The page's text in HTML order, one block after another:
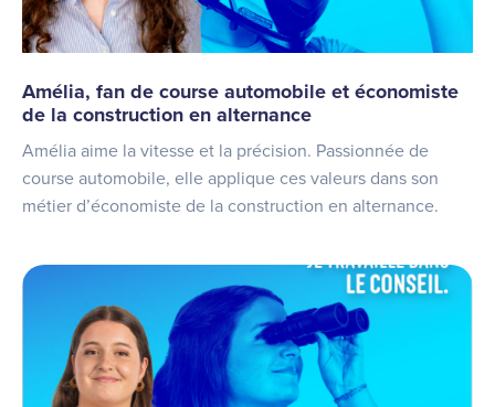
Amélia, fan de course automobile et économiste
de la construction en alternance
Amélia aime la vitesse et la précision. Passionnée de
course automobile, elle applique ces valeurs dans son
métier d’économiste de la construction en alternance.